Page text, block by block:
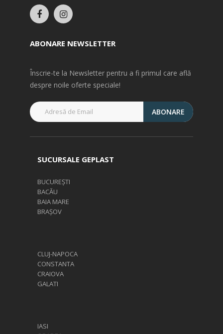
ABONARE NEWSLETTER
Înscrie-te la Newsletter pentru a fi primul care află
despre noile oferte speciale!
ABONARE
SUCURSALE GEPLAST
BUCUREȘTI
BACĂU
BAIA MARE
BRAȘOV
CLUJ-NAPOCA
CONSTANTA
CRAIOVA
GALATI
IASI